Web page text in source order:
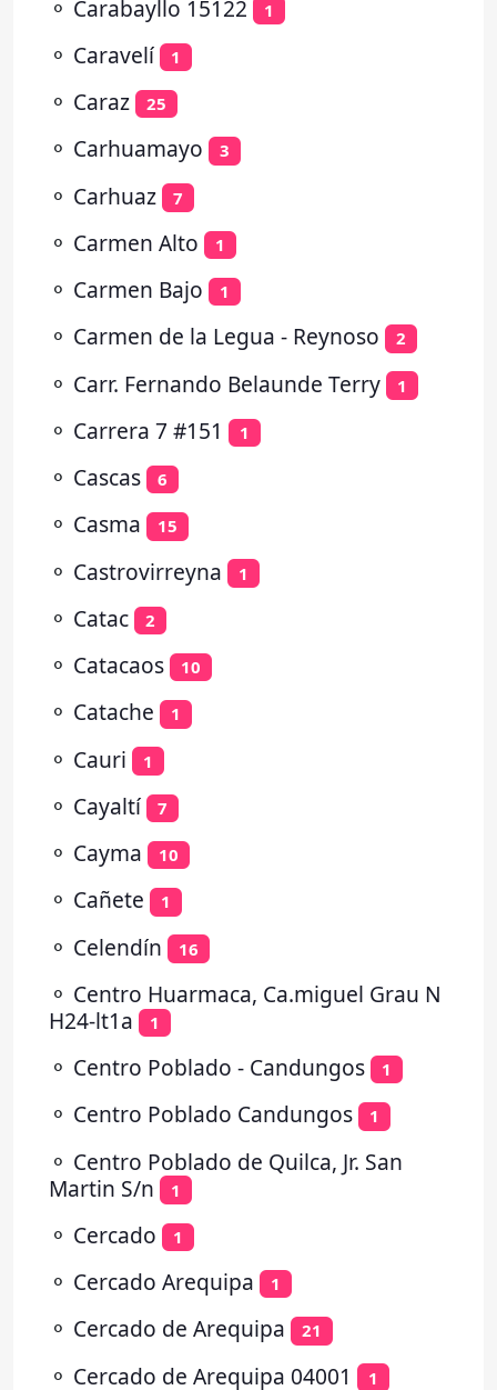
⚬ Carabayllo 15122 1
⚬ Caravelí 1
⚬ Caraz 25
⚬ Carhuamayo 3
⚬ Carhuaz 7
⚬ Carmen Alto 1
⚬ Carmen Bajo 1
⚬ Carmen de la Legua - Reynoso 2
⚬ Carr. Fernando Belaunde Terry 1
⚬ Carrera 7 #151 1
⚬ Cascas 6
⚬ Casma 15
⚬ Castrovirreyna 1
⚬ Catac 2
⚬ Catacaos 10
⚬ Catache 1
⚬ Cauri 1
⚬ Cayaltí 7
⚬ Cayma 10
⚬ Cañete 1
⚬ Celendín 16
⚬ Centro Huarmaca, Ca.miguel Grau N
H24-lt1a
1
⚬ Centro Poblado - Candungos 1
⚬ Centro Poblado Candungos 1
⚬ Centro Poblado de Quilca, Jr. San
Martin S/n
1
⚬ Cercado 1
⚬ Cercado Arequipa 1
⚬ Cercado de Arequipa 21
⚬ Cercado de Arequipa 04001 1